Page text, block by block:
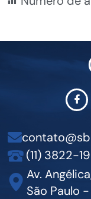
(11) 3822-
Av.
São Paulo -